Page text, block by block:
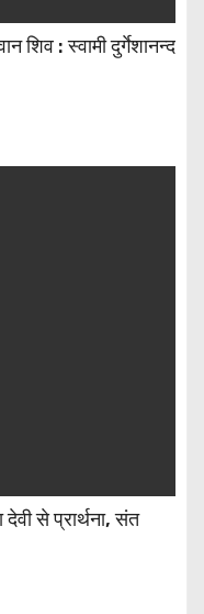
शिव : स्वामी दुर्गेशानन्द
से प्रार्थना, संत